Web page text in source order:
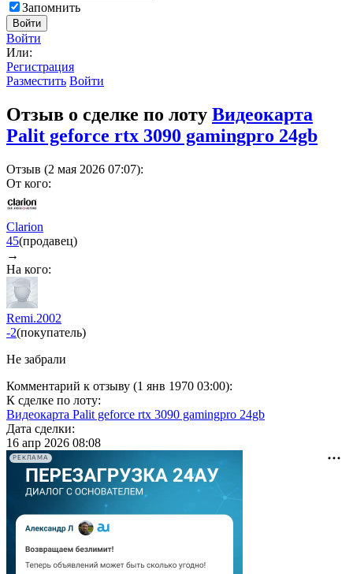
Запомнить
Войти
Войти
Или:
Регистрация
Разместить Войти
Отзыв о сделке по лоту Видеокарта
Palit geforce rtx 3090 gamingpro 24gb
Отзыв (2 мая 2026 07:07):
От кого:
Clariоn
45(продавец)
→
На кого:
Remi.2002
-2(покупатель)
Не забрали
Комментарий к отзыву (1 янв 1970 03:00):
К сделке по лоту:
Видеокарта Palit geforce rtx 3090 gamingpro 24gb
Дата сделки:
16 апр 2026 08:08
РЕКЛАМА